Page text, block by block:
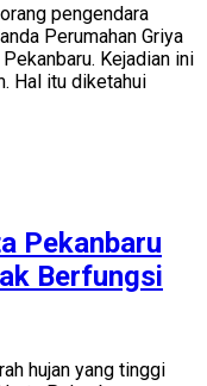
pengendara
Perumahan Griya
Kejadian ini
Hal itu diketahui
Pekanbaru
Berfungsi
hujan yang tinggi